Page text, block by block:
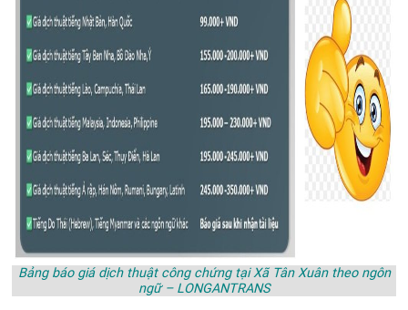
Bảng báo giá dịch thuật công chứng tại Xã Tân Xuân theo ngôn
ngữ – LONGANTRANS